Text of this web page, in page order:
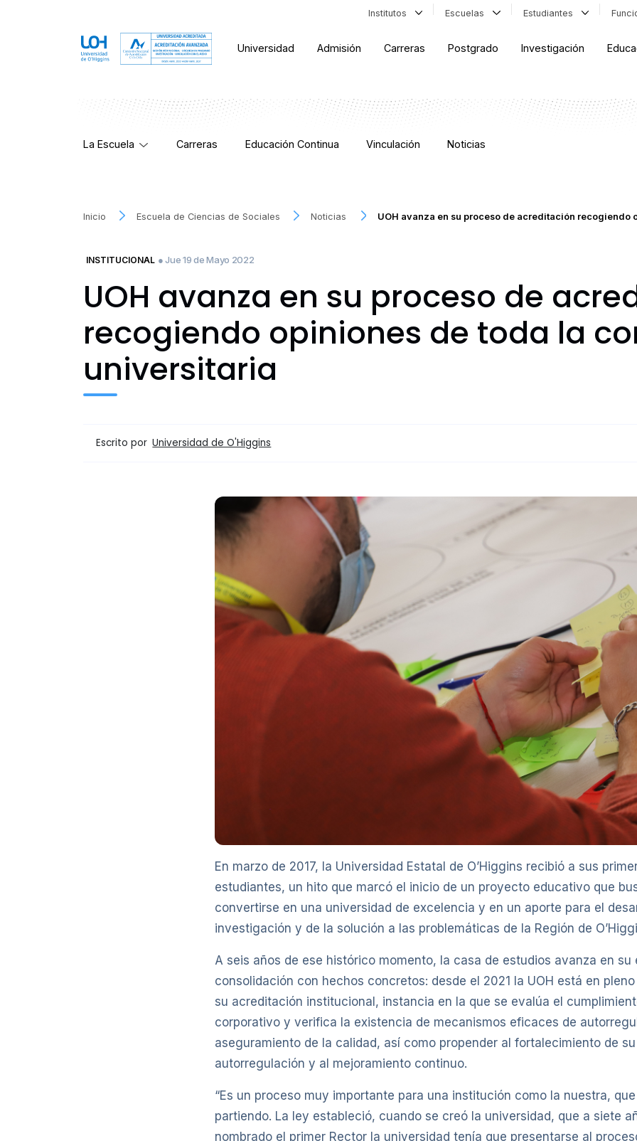
Institutos Escuelas Estudiantes
Universidad Admisión Carreras Postgrado Investigación
La Escuela Carreras Educación Continua Vinculación Noticias
Inicio Escuela de Ciencias de Sociales Noticias UOH avanza en su proceso de acreditación recogiendo
INSTITUCIONAL ● Jue 19 de Mayo 2022
UOH avanza en su proceso de
recogiendo opiniones de toda la
universitaria
Escrito por Universidad de O'Higgins
En marzo de 2017, la Universidad Estatal de O’Higgins recibió a sus
estudiantes, un hito que marcó el inicio de un proyecto educativo que
convertirse en una universidad de excelencia y en un aporte para el
investigación y de la solución a las problemáticas de la Región de
A seis años de ese histórico momento, la casa de estudios avanza en su
consolidación con hechos concretos: desde el 2021 la UOH está en
su acreditación institucional, instancia en la que se evalúa el
corporativo y verifica la existencia de mecanismos eficaces de
aseguramiento de la calidad, así como propender al fortalecimiento de
autorregulación y al mejoramiento continuo.
“Es un proceso muy importante para una institución como la nuestra,
partiendo. La ley estableció, cuando se creó la universidad, que a siete
nombrado el primer Rector la universidad tenía que presentarse al